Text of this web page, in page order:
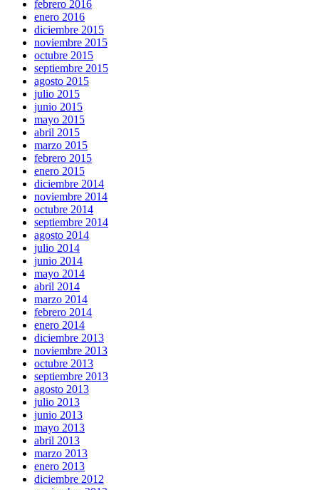
febrero 2016
enero 2016
diciembre 2015
noviembre 2015
octubre 2015
septiembre 2015
agosto 2015
julio 2015
junio 2015
mayo 2015
abril 2015
marzo 2015
febrero 2015
enero 2015
diciembre 2014
noviembre 2014
octubre 2014
septiembre 2014
agosto 2014
julio 2014
junio 2014
mayo 2014
abril 2014
marzo 2014
febrero 2014
enero 2014
diciembre 2013
noviembre 2013
octubre 2013
septiembre 2013
agosto 2013
julio 2013
junio 2013
mayo 2013
abril 2013
marzo 2013
enero 2013
diciembre 2012